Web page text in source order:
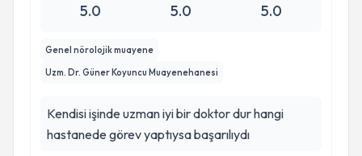
5.0 5.0 5.0
Genel nörolojik muayene
Uzm. Dr. Güner Koyuncu Muayenehanesi
Kendisi işinde uzman iyi bir doktor dur hangi
hastanede görev yaptıysa başarılıydı